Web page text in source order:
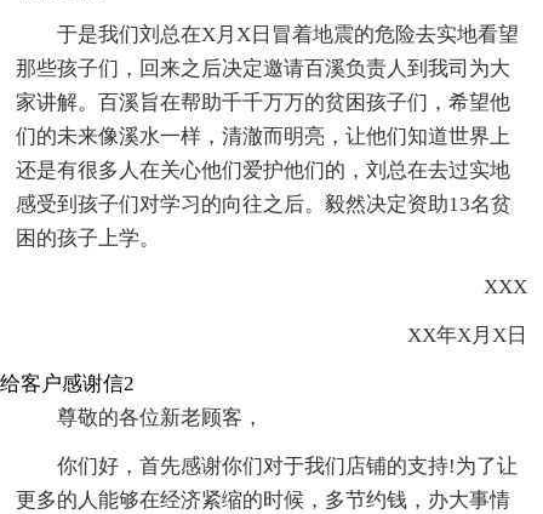
于是我们刘总在X月X日冒着地震的危险去实地看望
那些孩子们，回来之后决定邀请百溪负责人到我司为大
家讲解。百溪旨在帮助千千万万的贫困孩子们，希望他
们的未来像溪水一样，清澈而明亮，让他们知道世界上
还是有很多人在关心他们爱护他们的，刘总在去过实地
感受到孩子们对学习的向往之后。毅然决定资助13名贫
困的孩子上学。
XXX
XX年X月X日
给客户感谢信2
尊敬的各位新老顾客，
你们好，首先感谢你们对于我们店铺的支持!为了让
更多的人能够在经济紧缩的时候，多节约钱，办大事情